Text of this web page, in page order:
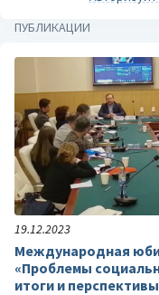
ПУБЛИКАЦИИ
19.12.2023
Международная
«Проблемы
итоги и